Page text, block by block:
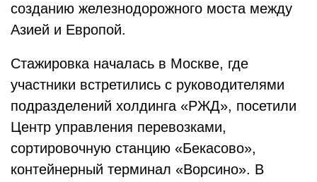
созданию железнодорожного моста между
Азией и Европой.
Стажировка началась в Москве, где
участники встретились с руководителями
подразделений холдинга «РЖД», посетили
Центр управления перевозками,
сортировочную станцию «Бекасово»,
контейнерный терминал «Ворсино». В